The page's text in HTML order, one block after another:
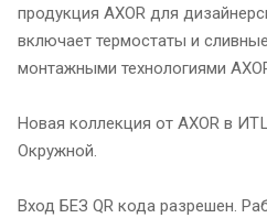
продукция AXOR для
включает термостаты и
монтажными технологиями
Новая коллекция от AXOR в
Окружной.
Вход БЕЗ QR кода разрешен.